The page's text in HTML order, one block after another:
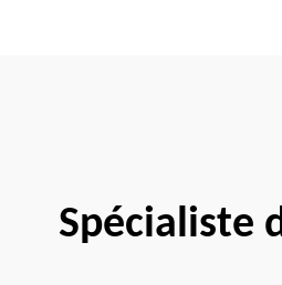
Spécialiste